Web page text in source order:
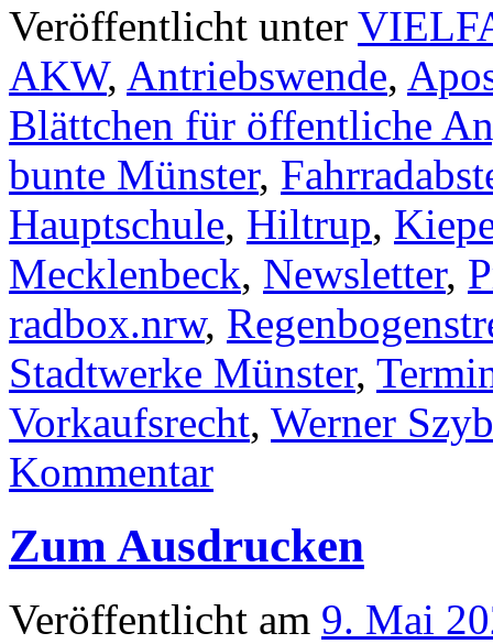
Veröffentlicht unter
AKW, Antriebswende,
Blättchen für öffentliche
bunte Münster,
Hauptschule, Hiltrup,
Mecklenbeck, Newsletter,
radbox.nrw,
Stadtwerke Münster,
Vorkaufsrecht, Werner
Kommentar
Zum Ausdrucken
Veröffentlicht am 9. Mai